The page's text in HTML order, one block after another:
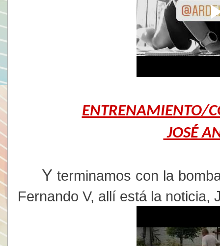
ENTRENAMIENTO/
JOSÉ
Y terminamos con la
Fernando V, allí está la noticia,